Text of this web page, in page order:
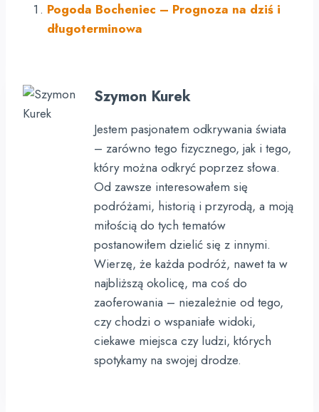
Pogoda Bocheniec – Prognoza na dziś i
długoterminowa
Szymon Kurek
Jestem pasjonatem odkrywania świata
– zarówno tego fizycznego, jak i tego,
który można odkryć poprzez słowa.
Od zawsze interesowałem się
podróżami, historią i przyrodą, a moją
miłością do tych tematów
postanowiłem dzielić się z innymi.
Wierzę, że każda podróż, nawet ta w
najbliższą okolicę, ma coś do
zaoferowania – niezależnie od tego,
czy chodzi o wspaniałe widoki,
ciekawe miejsca czy ludzi, których
spotykamy na swojej drodze.